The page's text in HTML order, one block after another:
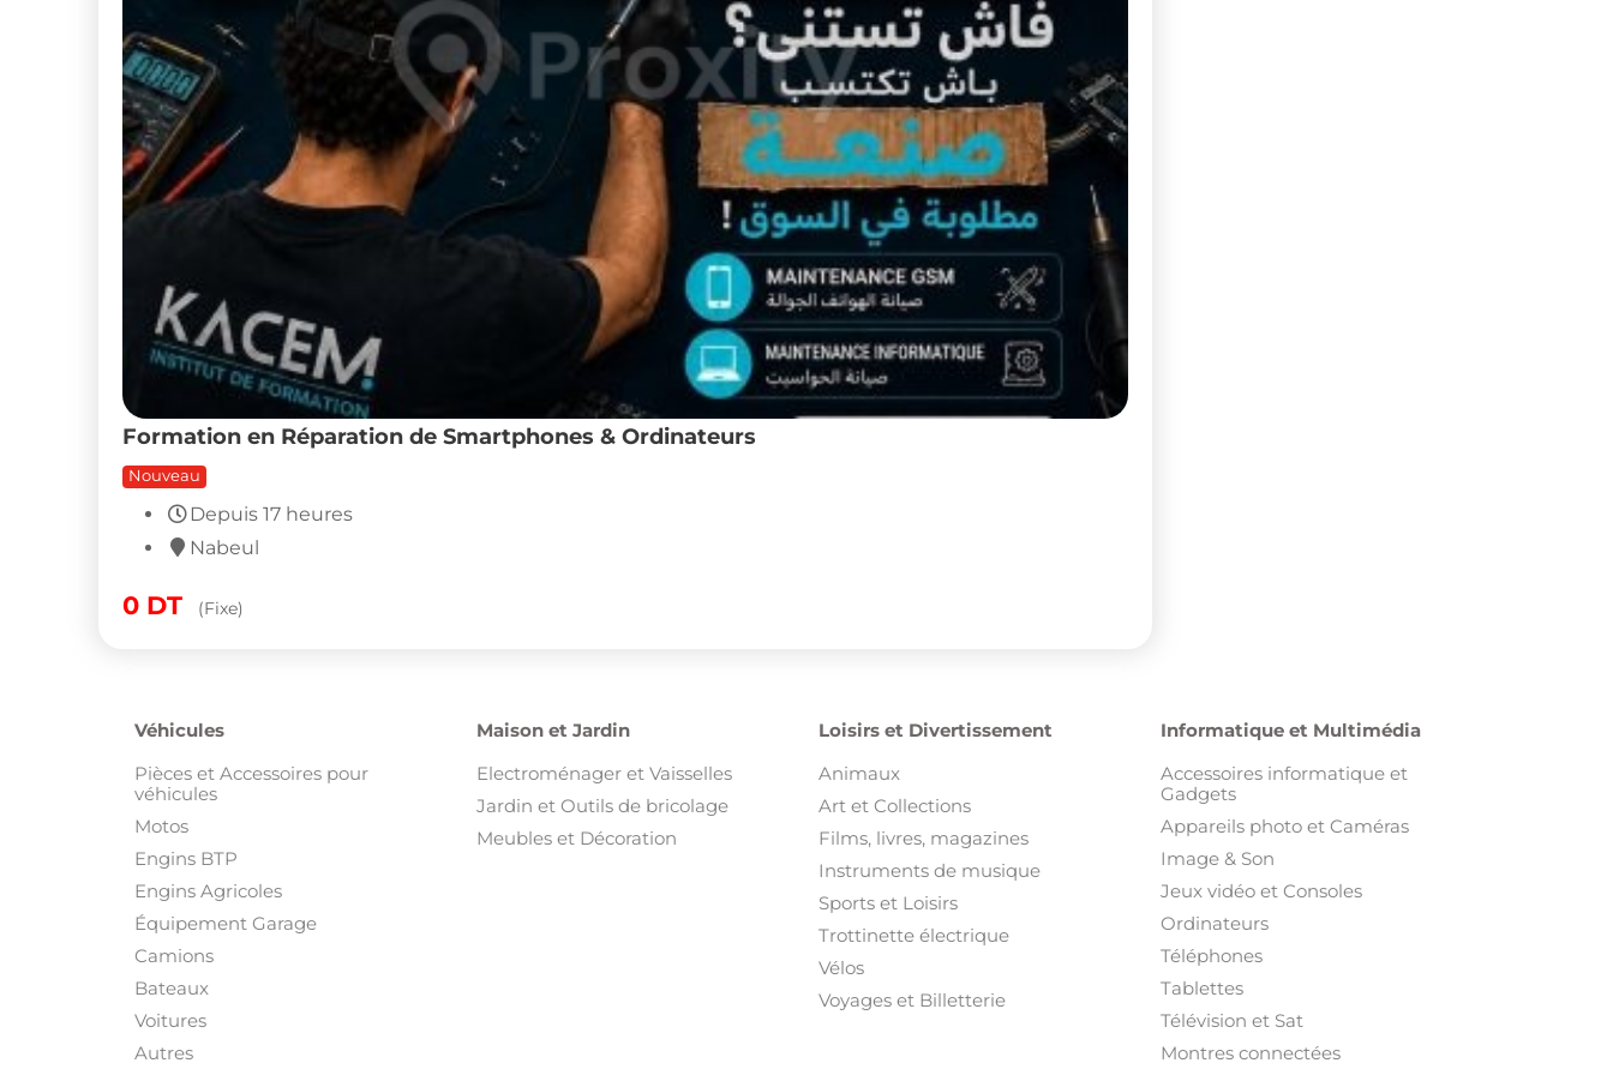
Formation en Réparation de Smartphones & Ordinateurs
Nouveau
Depuis 17 heures
Nabeul
0 DT (Fixe)
Véhicules
Pièces et Accessoires pour
véhicules
Motos
Engins BTP
Engins Agricoles
Équipement Garage
Camions
Bateaux
Voitures
Autres
Maison et Jardin
Electroménager et Vaisselles
Jardin et Outils de bricolage
Meubles et Décoration
Loisirs et Divertissement
Animaux
Art et Collections
Films, livres, magazines
Instruments de musique
Sports et Loisirs
Trottinette électrique
Vélos
Voyages et Billetterie
Informatique et Multimédia
Accessoires informatique et
Gadgets
Appareils photo et Caméras
Image & Son
Jeux vidéo et Consoles
Ordinateurs
Téléphones
Tablettes
Télévision et Sat
Montres connectées